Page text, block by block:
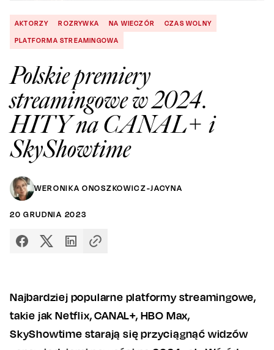
AKTORZY ROZRYWKA NA WIECZÓR
CZAS WOLNY
PLATFORMA STREAMINGOWA
Polskie premiery
streamingowe w 2024.
HITY na CANAL+ i
SkyShowtime
WERONIKA ONOSZKOWICZ-JACYNA
20 GRUDNIA 2023
Najbardziej popularne platformy streamingowe,
takie jak Netflix, CANAL+, HBO Max,
SkyShowtime starają się przyciągnąć widzów